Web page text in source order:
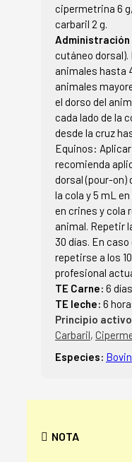
cipermetrina 6
carbaril 2 g.
Administración
cutáneo dorsal).
animales hasta
animales
el dorso del
cada lado de la
desde la cruz
Equinos:
recomienda
dorsal (pour-on)
la cola y 5 mL
en crines y cola
animal. Repetir
30 días. En
repetirse a los
profesional
TE Carne: 6
TE leche: 6
Principio
Carbaril,
Especies:
NOTA